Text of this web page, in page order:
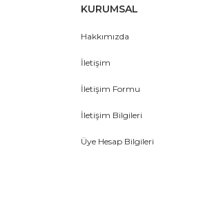
KURUMSAL
Hakkımızda
İletişim
İletişim Formu
İletişim Bilgileri
Üye Hesap Bilgileri